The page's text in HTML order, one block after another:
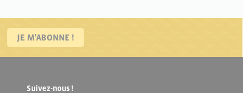
JE M'ABONNE !
Suivez-nous !